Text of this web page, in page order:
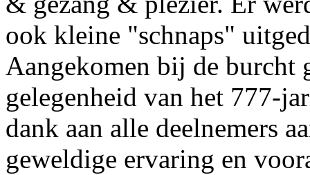
ook kleine "schnaps"
Aangekomen bij de burcht
gelegenheid van het 777-
dank aan alle deelnemers
geweldige ervaring en